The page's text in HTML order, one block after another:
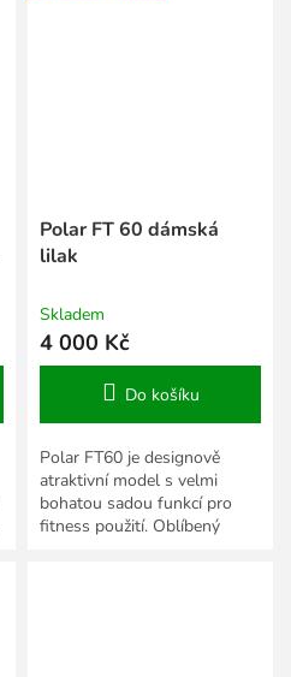
Polar FT 60 dámská
lilak
Skladem
4 000 Kč
Do košíku
Polar FT60 je designově
atraktivní model s velmi
bohatou sadou funkcí pro
fitness použití. Oblíbený